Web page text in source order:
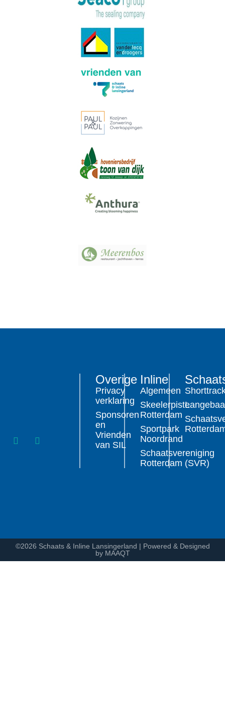
Inline
Algemeen
Skeelerpiste
Rotterdam
Sportpark
Noordrand
Schaatsvereniging
Rotterdam (SVR)
Overige
Privacy
verklaring
Sponsoren
en
Vrienden
van SIL
©2026 Schaats & Inline Lansingerland | Powered & Designed
by MAAQT